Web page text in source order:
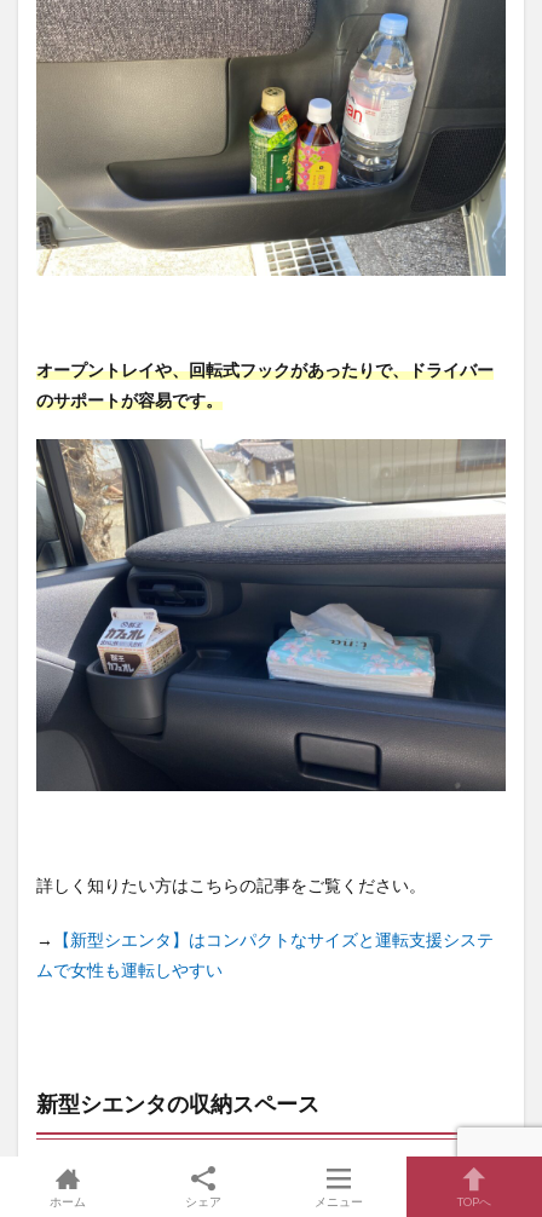
オープントレイや、回転式フックがあったりで、ドライバー
のサポートが容易です。
詳しく知りたい方はこちらの記事をご覧ください。
→
【新型シエンタ】はコンパクトなサイズと運転支援システ
ムで女性も運転しやすい
新型シエンタの収納スペース
ホーム シェア メニュー TOPへ